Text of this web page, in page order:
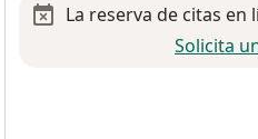
La reserva de citas
Solicita